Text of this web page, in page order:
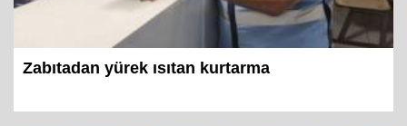
Zabıtadan yürek ısıtan kurtarma